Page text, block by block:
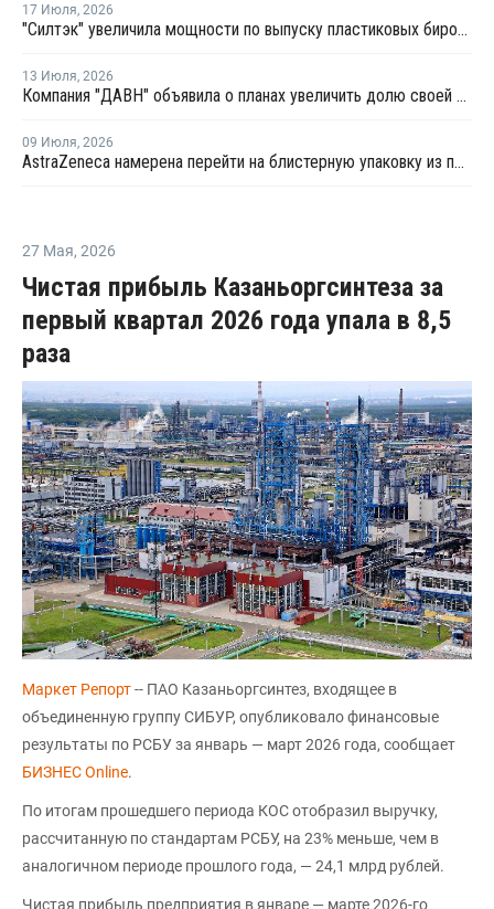
17 Июля, 2026
"Силтэк" увеличила мощности по выпуску пластиковых бирок для животных
13 Июля, 2026
Компания "ДАВН" объявила о планах увеличить долю своей полимерной продукции в России
09 Июля, 2026
AstraZeneca намерена перейти на блистерную упаковку из полипропилена
27 Мая, 2026
Чистая прибыль Казаньоргсинтеза за
первый квартал 2026 года упала в 8,5
раза
Маркет Репорт-- ПАО Казаньоргсинтез, входящее в
объединенную группу СИБУР, опубликовало финансовые
результаты по РСБУ за январь — март 2026 года, сообщает
БИЗНЕС Online.
По итогам прошедшего периода КОС отобразил выручку,
рассчитанную по стандартам РСБУ, на 23% меньше, чем в
аналогичном периоде прошлого года, — 24,1 млрд рублей.
Чистая прибыль предприятия в январе — марте 2026-го